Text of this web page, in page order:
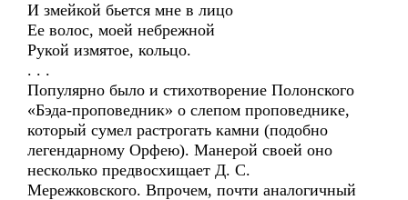
И змейкой бьется мне в лицо
Ее волос, моей небрежной
Рукой измятое, кольцо.
. . .
Популярно было и стихотворение Полонского
«Бэда-проповедник» о слепом проповеднике,
который сумел растрогать камни (подобно
легендарному Орфею). Манерой своей оно
несколько предвосхищает Д. С.
Мережковского. Впрочем, почти аналогичный